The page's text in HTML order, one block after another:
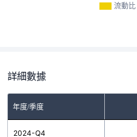
流動比
詳細數據
年度/季度
2024-Q4